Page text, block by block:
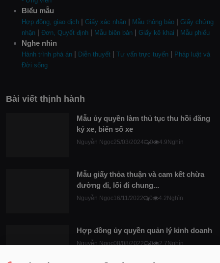
Biểu mẫu
Hợp đồng, giao dịch | Giấy xác nhận | Mẫu thông báo | Giấy chứng
nhận | Đơn, Quyết định | Mẫu biên bản | Giấy kê khai | Mẫu phiếu
Nghe nhìn
Hành trình phá án | Diễn thuyết | Tư vấn trực tuyến | Pháp luật và
Đời sống
Bài viết thịnh hành
Mẫu ủy quyền làm thủ tục thu hồi đăng
ký xe, biển số xe
Nguyễn Ngọc25/03/2024 0 4.9Nghìn
Mẫu giấy thỏa thuận và cam kết chừa
đường đi, lối đi chung...
Nguyễn Ngọc16/11/2022 0 4.2Nghìn
Hợp đồng ủy quyền quản lý kinh doanh
Nguyễn Ngọc08/08/2022 0 2.7Nghìn